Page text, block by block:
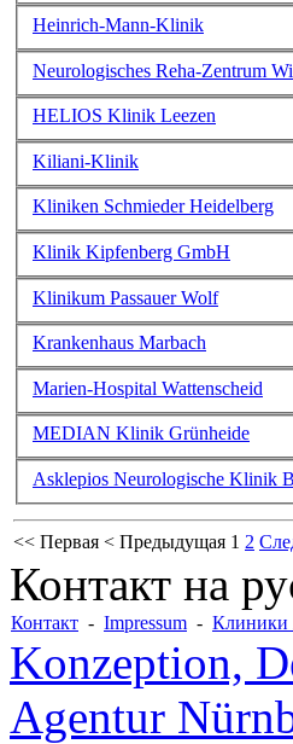
Heinrich-Mann-Klinik
Neurologisches Reha-Zentrum
HELIOS Klinik Leezen
Kiliani-Klinik
Kliniken Schmieder Heidelberg
Klinik Kipfenberg GmbH
Klinikum Passauer Wolf
Krankenhaus Marbach
Marien-Hospital Wattenscheid
MEDIAN Klinik Grünheide
Asklepios Neurologische Klinik
<< Первая < Предыдущая 1 2
Контакт на
Контакт - Impressum -
Konzeption,
Agentur